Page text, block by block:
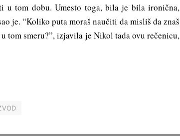
u tom dobu. Umesto toga, bila je bila ironična,
je. “Koliko puta moraš naučiti da misliš da znaš
tom smeru?”, izjavila je Nikol tada ovu rečenicu,